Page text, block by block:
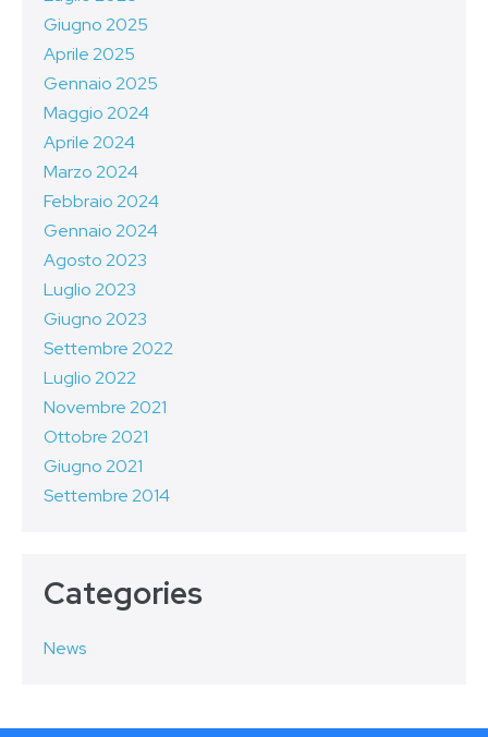
Giugno 2025
Aprile 2025
Gennaio 2025
Maggio 2024
Aprile 2024
Marzo 2024
Febbraio 2024
Gennaio 2024
Agosto 2023
Luglio 2023
Giugno 2023
Settembre 2022
Luglio 2022
Novembre 2021
Ottobre 2021
Giugno 2021
Settembre 2014
Categories
News